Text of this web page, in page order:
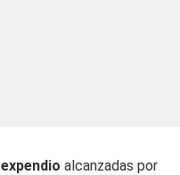
alcanzadas por